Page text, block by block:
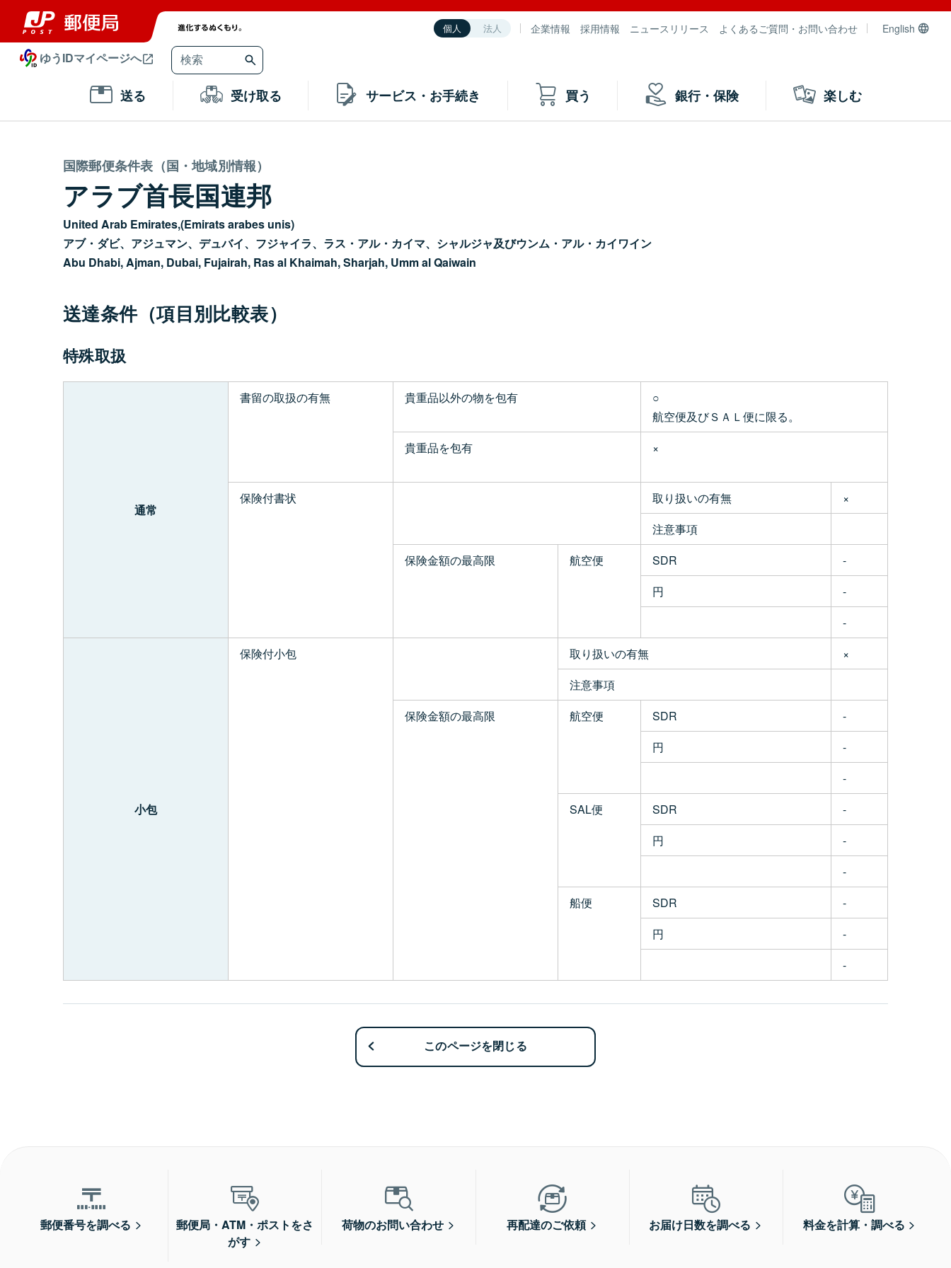
個人 法人 企業情報 採用情報 ニュースリリース よくあるご質問・お問い合わせ English
ゆうIDマイページへ
送る 受け取る サービス・お手続き 買う 銀行・保険 楽しむ
国際郵便条件表（国・地域別情報）
アラブ首長国連邦
United Arab Emirates,(Emirats arabes unis)
アブ・ダビ、アジュマン、デュバイ、フジャイラ、ラス・アル・カイマ、シャルジャ及びウンム・アル・カイワイン
Abu Dhabi, Ajman, Dubai, Fujairah, Ras al Khaimah, Sharjah, Umm al Qaiwain
送達条件（項目別比較表）
特殊取扱
通常
書留の取扱の有無 貴重品以外の物を包有
○
航空便及びＳＡＬ便に限る。
貴重品を包有
×
保険付書状 取り扱いの有無
×
注意事項
保険金額の最高限
航空便 SDR
-
円
-
-
小包
保険付小包 取り扱いの有無
×
注意事項
保険金額の最高限
航空便 SDR
-
円
-
-
SAL便
SDR
-
円
-
-
船便
SDR
-
円
-
-
このページを閉じる
郵便番号を調べる
郵便局・ATM・ポストをさ
がす
荷物のお問い合わせ 再配達のご依頼 お届け日数を調べる 料金を計算・調べる